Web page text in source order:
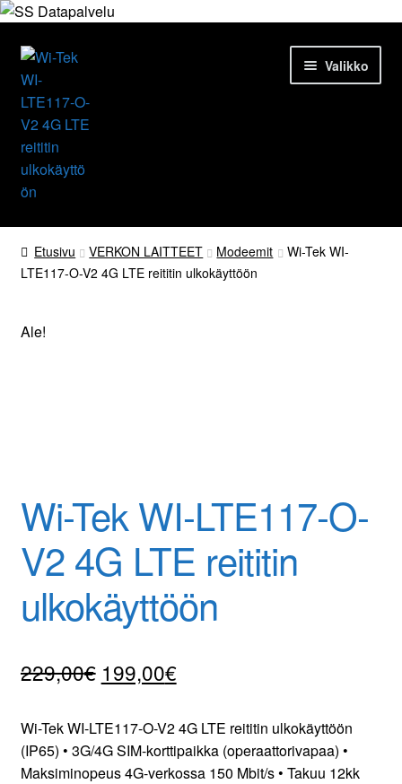
Siirry
navigointiin
Siirry
sisältöön
Valikko
Etusivu
Tuotteet
Ajankohtaista
Oma tili
Tilaa uutiskirje
Etusivu VERKON LAITTEET Modeemit
Wi-Tek WI-
LTE117-O-V2 4G LTE reititin ulkokäyttöön
Ale!
Wi-Tek WI-LTE117-O-
V2 4G LTE reititin
ulkokäyttöön
229,00€ Alkuperäinen
oli:
229,00€.
199,00€Nykyinen
on:
199,00€.
Wi-Tek WI-LTE117-O-V2 4G LTE reititin ulkokäyttöön
(IP65) • 3G/4G SIM-korttipaikka (operaattorivapaa) •
Maksiminopeus 4G-verkossa 150 Mbit/s • Takuu 12kk